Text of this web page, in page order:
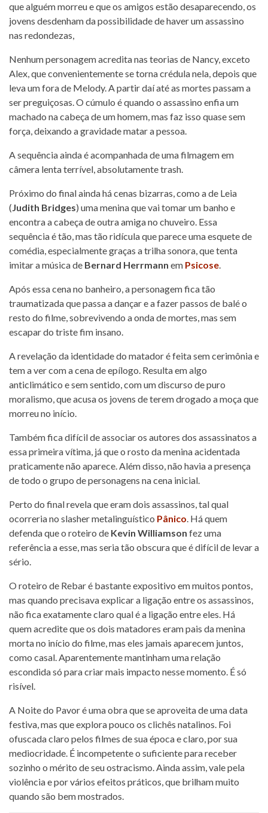
que alguém morreu e que os amigos estão desaparecendo, os
jovens desdenham da possibilidade de haver um assassino
nas redondezas,
Nenhum personagem acredita nas teorias de Nancy, exceto
Alex, que convenientemente se torna crédula nela, depois que
leva um fora de Melody. A partir daí até as mortes passam a
ser preguiçosas. O cúmulo é quando o assassino enfia um
machado na cabeça de um homem, mas faz isso quase sem
força, deixando a gravidade matar a pessoa.
A sequência ainda é acompanhada de uma filmagem em
câmera lenta terrível, absolutamente trash.
Próximo do final ainda há cenas bizarras, como a de Leia
( Judith Bridges) uma menina que vai tomar um banho e
encontra a cabeça de outra amiga no chuveiro. Essa
sequência é tão, mas tão ridícula que parece uma esquete de
comédia, especialmente graças a trilha sonora, que tenta
imitar a música de Bernard Herrmann em Psicose
Após essa cena no banheiro, a personagem fica tão
traumatizada que passa a dançar e a fazer passos de balé o
resto do filme, sobrevivendo a onda de mortes, mas sem
escapar do triste fim insano.
A revelação da identidade do matador é feita sem cerimônia e
tem a ver com a cena de epílogo. Resulta em algo
anticlimático e sem sentido, com um discurso de puro
moralismo, que acusa os jovens de terem drogado a moça que
morreu no início.
Também fica difícil de associar os autores dos assassinatos a
essa primeira vítima, já que o rosto da menina acidentada
praticamente não aparece. Além disso, não havia a presença
de todo o grupo de personagens na cena inicial.
Perto do final revela que eram dois assassinos, tal qual
ocorreria no slasher metalinguístico Pânico . Há quem
defenda que o roteiro de Kevin Williamson fez uma
referência a esse, mas seria tão obscura que é difícil de levar a
sério.
O roteiro de Rebar é bastante expositivo em muitos pontos,
mas quando precisava explicar a ligação entre os assassinos,
não fica exatamente claro qual é a ligação entre eles. Há
quem acredite que os dois matadores eram pais da menina
morta no início do filme, mas eles jamais aparecem juntos,
como casal. Aparentemente mantinham uma relação
escondida só para criar mais impacto nesse momento. É só
risível.
A Noite do Pavor é uma obra que se aproveita de uma data
festiva, mas que explora pouco os clichês natalinos. Foi
ofuscada claro pelos filmes de sua época e claro, por sua
mediocridade. É incompetente o suficiente para receber
sozinho o mérito de seu ostracismo. Ainda assim, vale pela
violência e por vários efeitos práticos, que brilham muito
quando são bem mostrados.